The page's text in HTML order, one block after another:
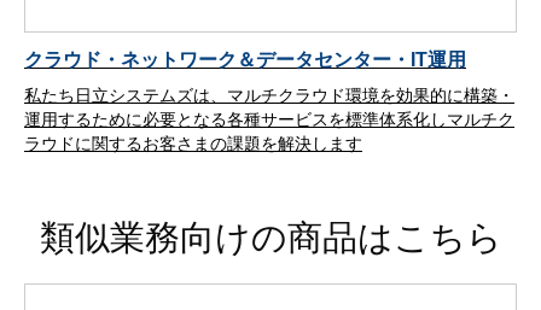
クラウド・ネットワーク＆データセンター・IT運用
私たち日立システムズは、マルチクラウド環境を効果的に構築・
運用するために必要となる各種サービスを標準体系化しマルチク
ラウドに関するお客さまの課題を解決します
類似業務向けの商品はこちら